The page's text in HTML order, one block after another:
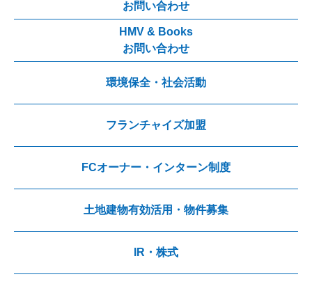
お問い合わせ
HMV & Books
お問い合わせ
環境保全・社会活動
フランチャイズ加盟
FCオーナー・インターン制度
土地建物有効活用・物件募集
IR・株式